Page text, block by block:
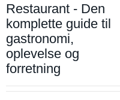
Restaurant - Den
komplette guide til
gastronomi,
oplevelse og
forretning